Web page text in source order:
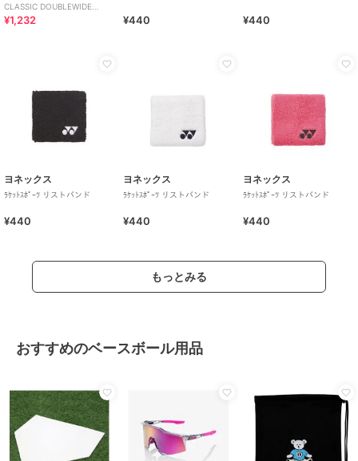
CLASSIC DOUBLEWIDE
WRISTBANDS 2PK
¥1,232 ¥440 ¥440
ヨネックス
ﾗｹｯﾄｽﾎﾟｰﾂ リストバンド
¥440
ヨネックス
ﾗｹｯﾄｽﾎﾟｰﾂ リストバンド
¥440
ヨネックス
ﾗｹｯﾄｽﾎﾟｰﾂ リストバンド
¥440
もっとみる
おすすめのベースボール用品